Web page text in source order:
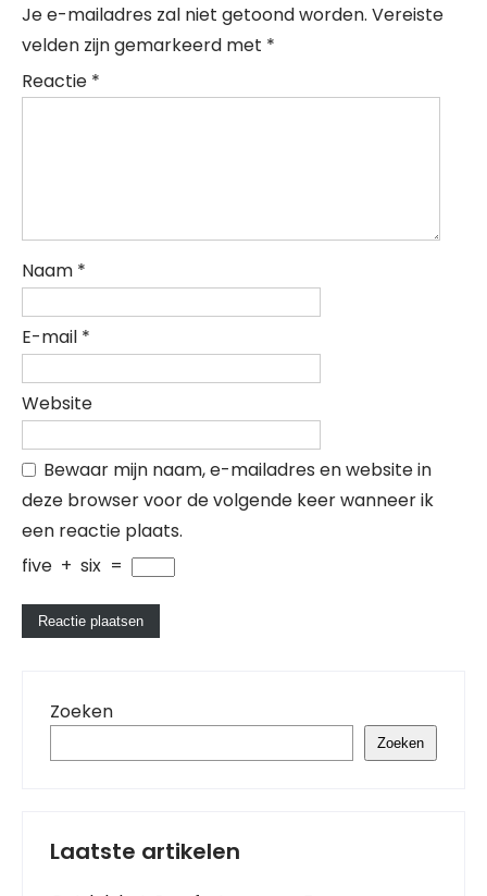
Je e-mailadres zal niet getoond worden. Vereiste
velden zijn gemarkeerd met *
Reactie *
Naam *
E-mail *
Website
Bewaar mijn naam, e-mailadres en website in
deze browser voor de volgende keer wanneer ik
een reactie plaats.
five + six =
Zoeken
Zoeken
Laatste artikelen